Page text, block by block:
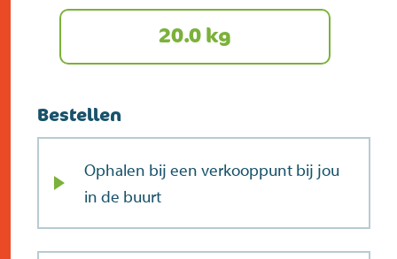
20.0 kg
Bestellen
Ophalen bij een verkooppunt bij jou
in de buurt